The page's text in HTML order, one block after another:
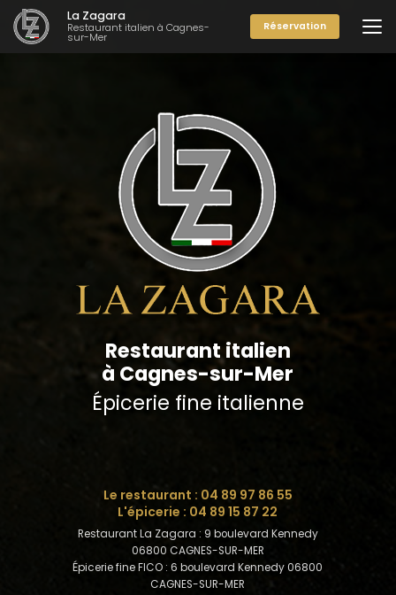
Aller
au
contenu
principal
La Zagara
Restaurant italien à Cagnes-
sur-Mer
Réservation
Restaurant italien
à Cagnes-sur-Mer
Épicerie fine italienne
Le restaurant : 04 89 97 86 55
L'épicerie : 04 89 15 87 22
Restaurant La Zagara : 9 boulevard Kennedy
06800 CAGNES-SUR-MER
Épicerie fine FICO : 6 boulevard Kennedy 06800
CAGNES-SUR-MER